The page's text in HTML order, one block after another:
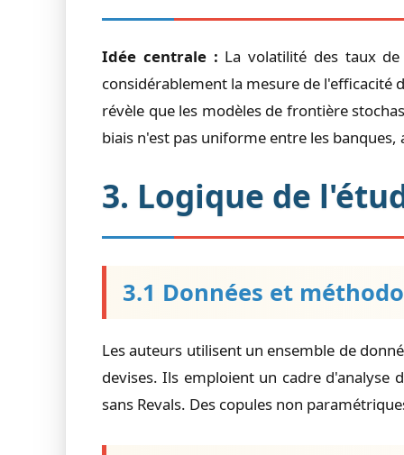
Idée centrale : La volatilité des taux
considérablement la mesure de l'efficacité
révèle que les modèles de frontière
biais n'est pas uniforme entre les
3. Logique de
3.1 Données et
Les auteurs utilisent un ensemble de
devises. Ils emploient un cadre d'analyse
sans Revals. Des copules non